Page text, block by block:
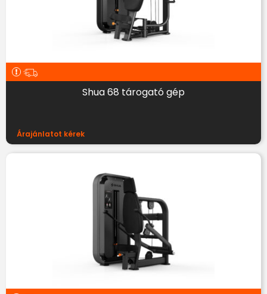
Shua 68 tárogató gép
Árajánlatot kérek